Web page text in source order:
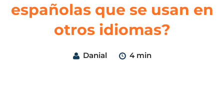
españolas que se usan en
otros idiomas?
Danial 4 min